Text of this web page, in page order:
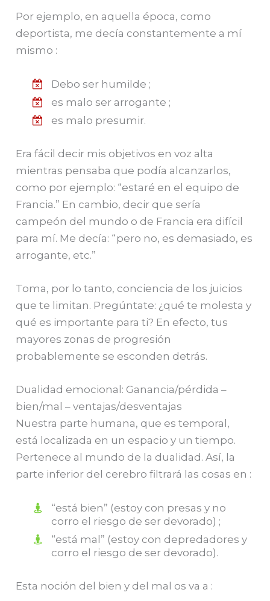
Por ejemplo, en aquella época, como
deportista, me decía constantemente a mí
mismo :
Debo ser humilde ;
es malo ser arrogante ;
es malo presumir.
Era fácil decir mis objetivos en voz alta
mientras pensaba que podía alcanzarlos,
como por ejemplo: “estaré en el equipo de
Francia.” En cambio, decir que sería
campeón del mundo o de Francia era difícil
para mí. Me decía: “pero no, es demasiado, es
arrogante, etc.”
Toma, por lo tanto, conciencia de los juicios
que te limitan. Pregúntate: ¿qué te molesta y
qué es importante para ti? En efecto, tus
mayores zonas de progresión
probablemente se esconden detrás.
Dualidad emocional: Ganancia/pérdida –
bien/mal – ventajas/desventajas
Nuestra parte humana, que es temporal,
está localizada en un espacio y un tiempo.
Pertenece al mundo de la dualidad. Así, la
parte inferior del cerebro filtrará las cosas en :
“está bien” (estoy con presas y no
corro el riesgo de ser devorado) ;
“está mal” (estoy con depredadores y
corro el riesgo de ser devorado).
Esta noción del bien y del mal os va a :